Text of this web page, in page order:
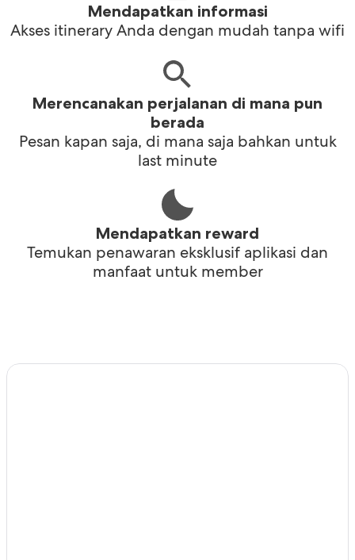
Mendapatkan informasi
Akses itinerary Anda dengan mudah tanpa wifi
Merencanakan perjalanan di mana pun
berada
Pesan kapan saja, di mana saja bahkan untuk
last minute
Mendapatkan reward
Temukan penawaran eksklusif aplikasi dan
manfaat untuk member